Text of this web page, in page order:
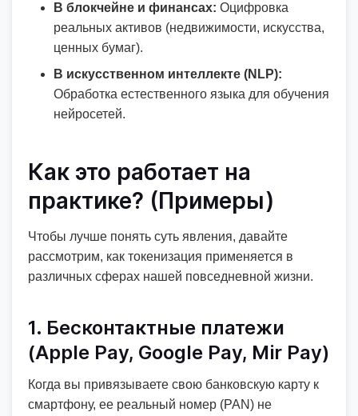
В блокчейне и финансах: Оцифровка
реальных активов (недвижимости, искусства,
ценных бумаг).
В искусственном интеллекте (NLP):
Обработка естественного языка для обучения
нейросетей.
Как это работает на
практике? (Примеры)
Чтобы лучше понять суть явления, давайте
рассмотрим, как токенизация применяется в
различных сферах нашей повседневной жизни.
1. Бесконтактные платежи
(Apple Pay, Google Pay, Mir Pay)
Когда вы привязываете свою банковскую карту к
смартфону, ее реальный номер (PAN) не